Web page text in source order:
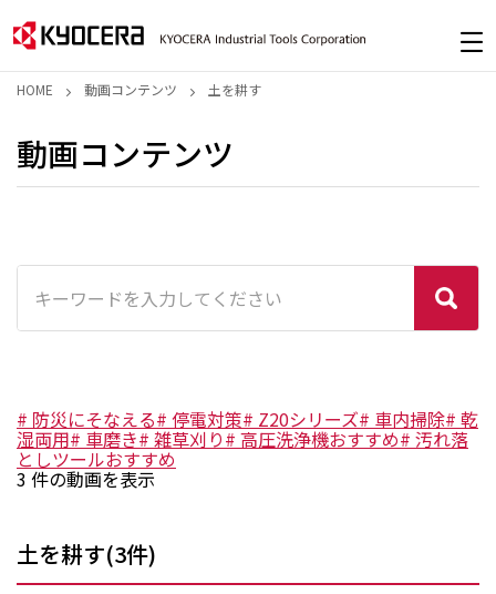
HOME 動画コンテンツ 土を耕す
動画コンテンツ
# 防災にそなえる# 停電対策# Z20シリーズ# 車内掃除# 乾
湿両用# 車磨き# 雑草刈り# 高圧洗浄機おすすめ# 汚れ落
としツールおすすめ
3 件の動画を表示
土を耕す(3件)